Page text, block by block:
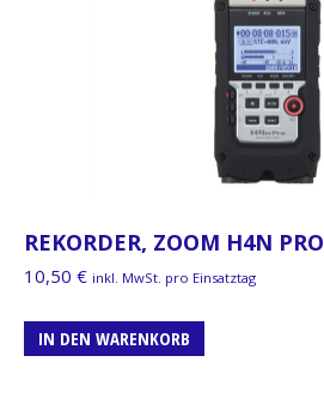
REKORDER, ZOOM H4N PRO
10,50 € inkl. MwSt. pro Einsatztag
IN DEN WARENKORB